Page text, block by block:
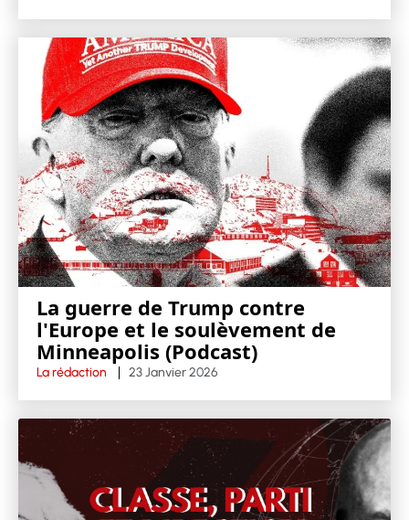
La guerre de Trump contre
l'Europe et le soulèvement de
Minneapolis (Podcast)
La rédaction 23 Janvier 2026